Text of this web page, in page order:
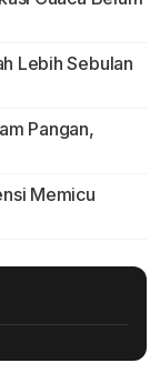
Lebih Sebulan
Pangan,
Memicu